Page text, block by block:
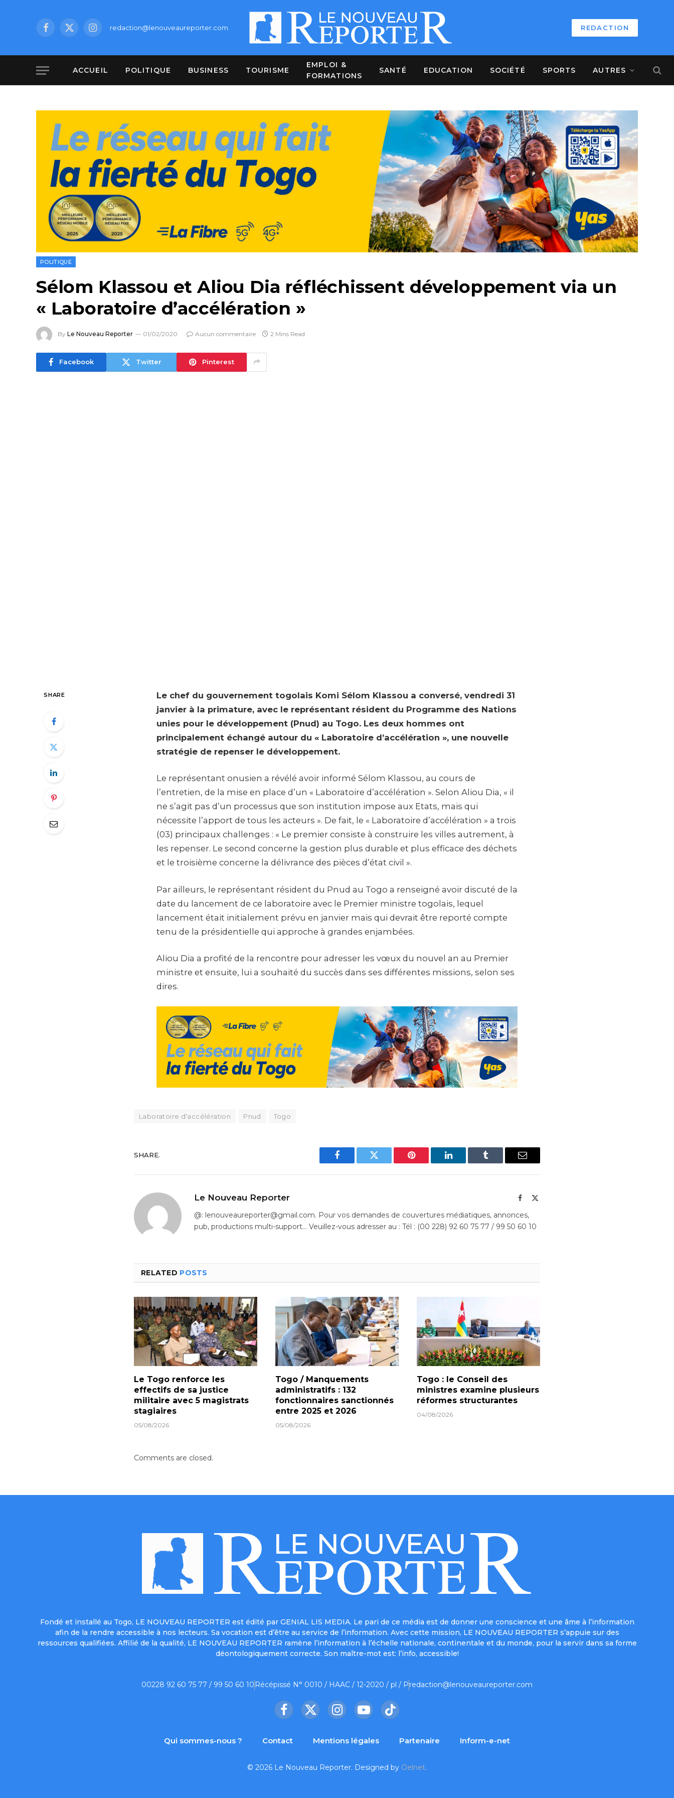
Facebook
X
Instagramredaction@lenouveaureporter.com REDACTION
ACCUEIL POLITIQUE BUSINESS TOURISME
EMPLOI &
FORMATIONS
SANTÉ EDUCATION SOCIÉTÉ SPORTS AUTRES
POLITIQUE
Sélom Klassou et Aliou Dia réfléchissent développement via un
« Laboratoire d’accélération »
By Le Nouveau Reporter 01/02/2020 Aucun commentaire 2 Mins Read
Facebook Twitter Pinterest
SHARE
Le chef du gouvernement togolais Komi Sélom Klassou a conversé, vendredi 31
janvier à la primature, avec le représentant résident du Programme des Nations
unies pour le développement (Pnud) au Togo. Les deux hommes ont
principalement échangé autour du « Laboratoire d’accélération », une nouvelle
stratégie de repenser le développement.
Le représentant onusien a révélé avoir informé Sélom Klassou, au cours de
l’entretien, de la mise en place d’un « Laboratoire d’accélération ». Selon Aliou Dia, « il
ne s’agit pas d’un processus que son institution impose aux Etats, mais qui
nécessite l’apport de tous les acteurs ». De fait, le « Laboratoire d’accélération » a trois
(03) principaux challenges : « Le premier consiste à construire les villes autrement, à
les repenser. Le second concerne la gestion plus durable et plus efficace des déchets
et le troisième concerne la délivrance des pièces d’état civil ».
Par ailleurs, le représentant résident du Pnud au Togo a renseigné avoir discuté de la
date du lancement de ce laboratoire avec le Premier ministre togolais, lequel
lancement était initialement prévu en janvier mais qui devrait être reporté compte
tenu de la présidentielle qui approche à grandes enjambées.
Aliou Dia a profité de la rencontre pour adresser les vœux du nouvel an au Premier
ministre et ensuite, lui a souhaité du succès dans ses différentes missions, selon ses
dires.
Laboratoire d'accélération Pnud Togo
SHARE.
Facebook Twitter Pinterest LinkedIn Tumblr Email
Le Nouveau Reporter Facebook
@: lenouveaureporter@gmail.com. Pour vos demandes de couvertures médiatiques, annonces,
pub, productions multi-support… Veuillez-vous adresser au : Tél : (00 228) 92 60 75 77 / 99 50 60 10
RELATED POSTS
Le Togo renforce les
effectifs de sa justice
militaire avec 5 magistrats
stagiaires
05/08/2026
Togo / Manquements
administratifs : 132
fonctionnaires sanctionnés
entre 2025 et 2026
05/08/2026
Togo : le Conseil des
ministres examine plusieurs
réformes structurantes
04/08/2026
Comments are closed.
Fondé et installé au Togo, LE NOUVEAU REPORTER est édité par GENIAL LIS MEDIA. Le pari de ce média est de donner une conscience et une âme à l’information
afin de la rendre accessible à nos lecteurs. Sa vocation est d’être au service de l’information. Avec cette mission, LE NOUVEAU REPORTER s’appuie sur des
ressources qualifiées. Affilié de la qualité, LE NOUVEAU REPORTER ramène l’information à l’échelle nationale, continentale et du monde, pour la servir dans sa forme
déontologiquement correcte. Son maître-mot est: l’info, accessible!
00228 92 60 75 77 / 99 50 60 10 Récépissé N° 0010 / HAAC / 12-2020 / pl / Predaction@lenouveaureporter.com
Facebook
X
InstagramYouTubeTikTok
Qui sommes-nous ? Contact Mentions légales Partenaire Inform-e-net
© 2026 Le Nouveau Reporter. Designed by Oelnet.